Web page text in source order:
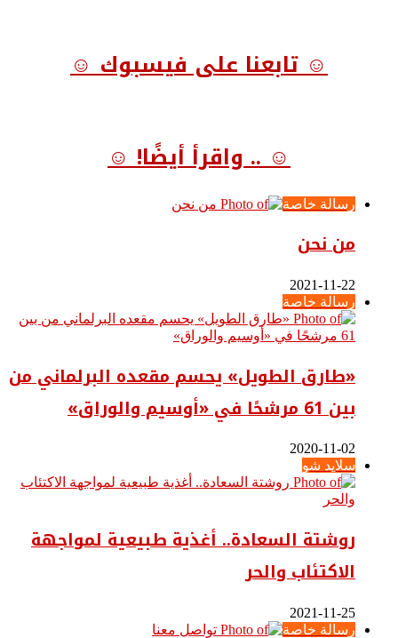
☺ تابعنا على فيسبوك ☺
☺ .. واقرأ أيضًا! ☺
رسالة خاصة
من نحن
2021-11-22
رسالة خاصة
«طارق الطويل» يحسم مقعده البرلماني من
بين 61 مرشحًا في «أوسيم والوراق»
2020-11-02
سلايد شو
روشتة السعادة.. أغذية طبيعية لمواجهة
الاكتئاب والحر
2021-11-25
رسالة خاصة